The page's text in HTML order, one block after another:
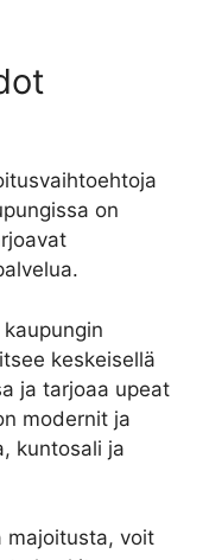
on
keskeisellä
ja tarjoaa upeat
modernit ja
kuntosali ja
majoitusta, voit